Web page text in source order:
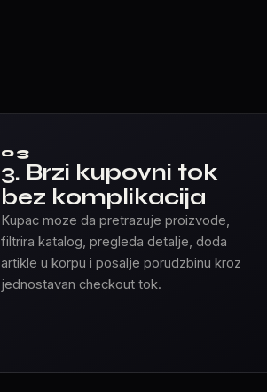
03
3. Brzi kupovni tok
bez komplikacija
Kupac moze da pretrazuje proizvode,
filtrira katalog, pregleda detalje, doda
artikle u korpu i posalje porudzbinu kroz
jednostavan checkout tok.